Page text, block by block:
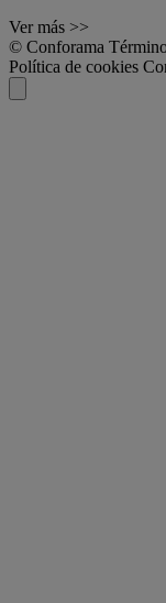
Ver más >>
© Conforama
Política de cookies